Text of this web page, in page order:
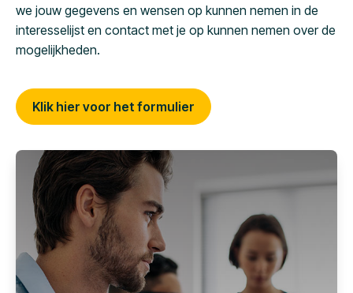
we jouw gegevens en wensen op kunnen nemen in de
interesselijst en contact met je op kunnen nemen over de
mogelijkheden.
Klik hier voor het formulier